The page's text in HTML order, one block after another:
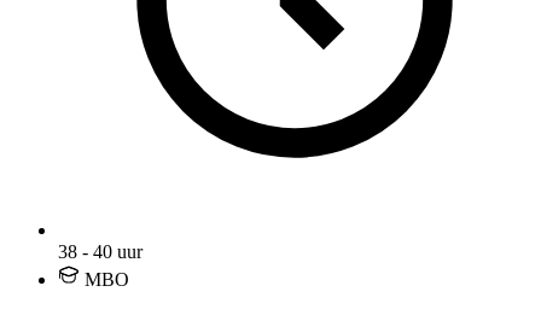
38 - 40 uur
MBO